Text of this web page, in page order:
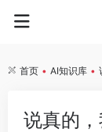
首页 • AI知识库 •
说真的，